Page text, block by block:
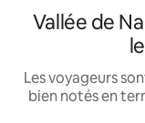
Vallée de
Les voyageurs
bien notés en